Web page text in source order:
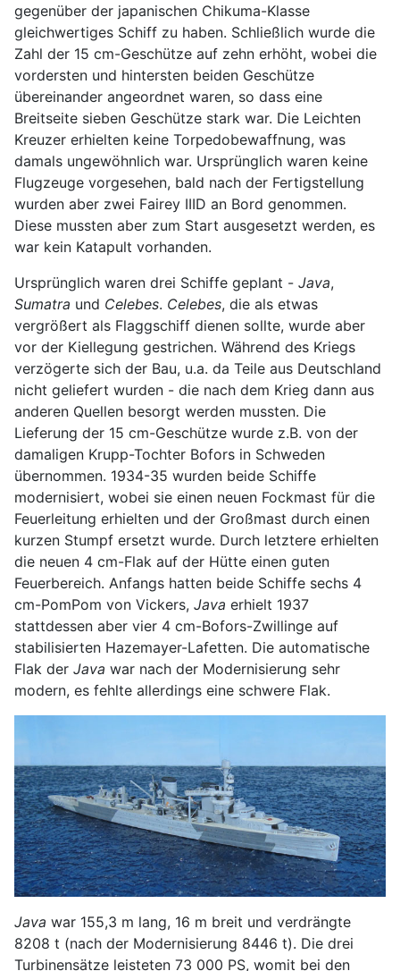
gegenüber der japanischen Chikuma-Klasse
gleichwertiges Schiff zu haben. Schließlich wurde die
Zahl der 15 cm-Geschütze auf zehn erhöht, wobei die
vordersten und hintersten beiden Geschütze
übereinander angeordnet waren, so dass eine
Breitseite sieben Geschütze stark war. Die Leichten
Kreuzer erhielten keine Torpedobewaffnung, was
damals ungewöhnlich war. Ursprünglich waren keine
Flugzeuge vorgesehen, bald nach der Fertigstellung
wurden aber zwei Fairey IIID an Bord genommen.
Diese mussten aber zum Start ausgesetzt werden, es
war kein Katapult vorhanden.
Ursprünglich waren drei Schiffe geplant - Java,
Sumatra und Celebes. Celebes, die als etwas
vergrößert als Flaggschiff dienen sollte, wurde aber
vor der Kiellegung gestrichen. Während des Kriegs
verzögerte sich der Bau, u.a. da Teile aus Deutschland
nicht geliefert wurden - die nach dem Krieg dann aus
anderen Quellen besorgt werden mussten. Die
Lieferung der 15 cm-Geschütze wurde z.B. von der
damaligen Krupp-Tochter Bofors in Schweden
übernommen. 1934-35 wurden beide Schiffe
modernisiert, wobei sie einen neuen Fockmast für die
Feuerleitung erhielten und der Großmast durch einen
kurzen Stumpf ersetzt wurde. Durch letztere erhielten
die neuen 4 cm-Flak auf der Hütte einen guten
Feuerbereich. Anfangs hatten beide Schiffe sechs 4
cm-PomPom von Vickers, Java erhielt 1937
stattdessen aber vier 4 cm-Bofors-Zwillinge auf
stabilisierten Hazemayer-Lafetten. Die automatische
Flak der Java war nach der Modernisierung sehr
modern, es fehlte allerdings eine schwere Flak.
Java war 155,3 m lang, 16 m breit und verdrängte
8208 t (nach der Modernisierung 8446 t). Die drei
Turbinensätze leisteten 73 000 PS, womit bei den